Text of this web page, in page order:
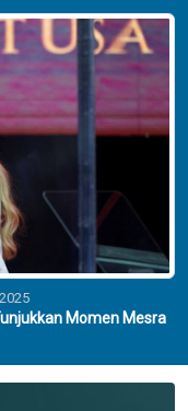
Momen Mesra